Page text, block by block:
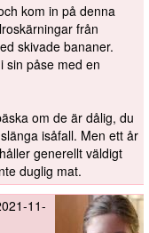
kom in på denna
från
skivade bananer.
sin påse med en
om de är dålig, du
isåfall. Men ett år
generellt väldigt
duglig mat.
11-